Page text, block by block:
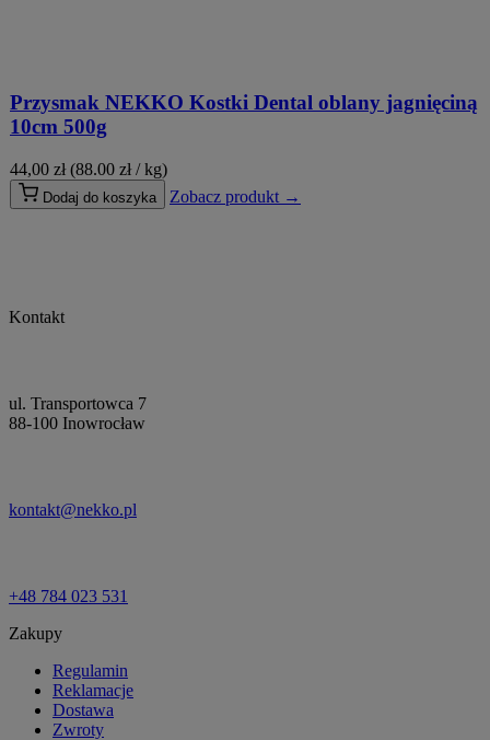
Przysmak NEKKO Kostki Dental oblany jagnięciną
10cm 500g
44,00 zł (88.00 zł / kg)
Dodaj do koszyka Zobacz produkt →
Kontakt
ul. Transportowca 7
88-100 Inowrocław
kontakt@nekko.pl
+48 784 023 531
Zakupy
Regulamin
Reklamacje
Dostawa
Zwroty